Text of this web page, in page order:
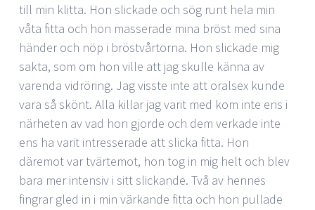
till min klitta. Hon slickade och sög runt hela min
våta fitta och hon masserade mina bröst med sina
händer och nöp i bröstvårtorna. Hon slickade mig
sakta, som om hon ville att jag skulle känna av
varenda vidröring. Jag visste inte att oralsex kunde
vara så skönt. Alla killar jag varit med kom inte ens i
närheten av vad hon gjorde och dem verkade inte
ens ha varit intresserade att slicka fitta. Hon
däremot var tvärtemot, hon tog in mig helt och blev
bara mer intensiv i sitt slickande. Två av hennes
fingrar gled in i min värkande fitta och hon pullade